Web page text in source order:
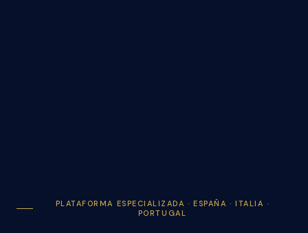
PLATAFORMA ESPECIALIZADA · ESPAÑA · ITALIA ·
PORTUGAL